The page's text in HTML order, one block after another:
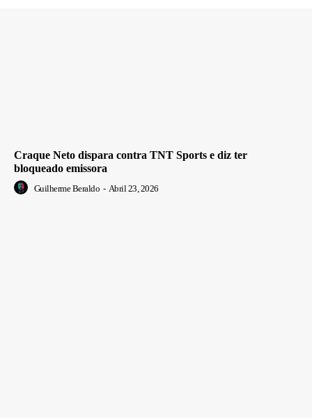
Craque Neto dispara contra TNT Sports e diz ter
bloqueado emissora
Guilherme Beraldo - Abril 23, 2026